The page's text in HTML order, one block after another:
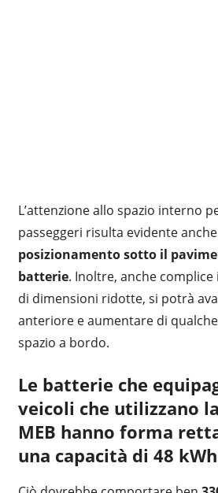
L’attenzione allo spazio interno
passeggeri risulta evidente
posizionamento sotto il
batterie. Inoltre, anche
di dimensioni ridotte, si potrà
anteriore e aumentare di
spazio a bordo.
Le batterie che
veicoli che utilizzano
MEB hanno forma
una capacità di 48